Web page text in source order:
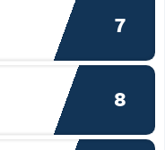
7
8